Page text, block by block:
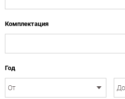
Комплектация
Год